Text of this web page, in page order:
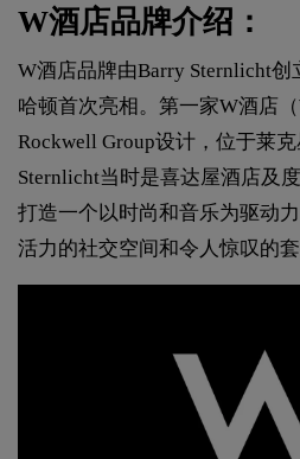
W酒店品牌介绍：
W酒店品牌由Barry Sternlicht创
哈顿首次亮相。第一家W酒店
Rockwell Group设计，位于莱克
Sternlicht当时是喜达屋酒店及
打造一个以时尚和音乐为驱动
活力的社交空间和令人惊叹的套